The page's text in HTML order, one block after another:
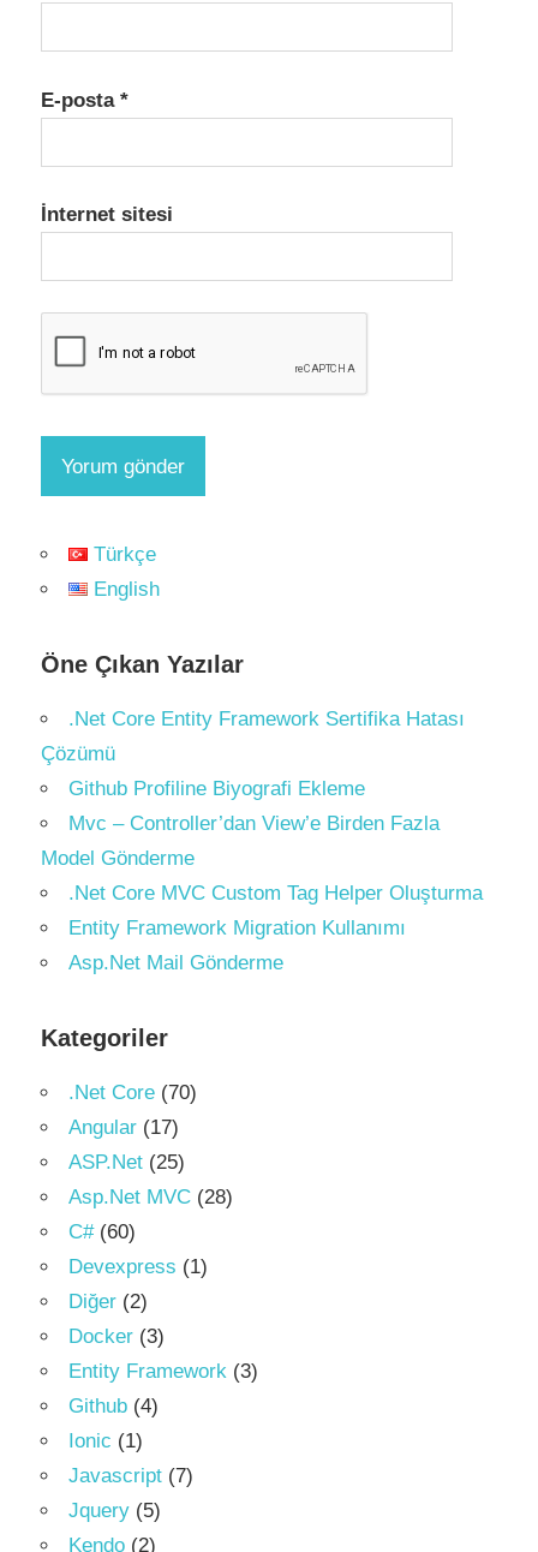
E-posta *
İnternet sitesi
Türkçe
English
Öne Çıkan Yazılar
.Net Core Entity Framework Sertifika Hatası
Çözümü
Github Profiline Biyografi Ekleme
Mvc – Controller’dan View’e Birden Fazla
Model Gönderme
.Net Core MVC Custom Tag Helper Oluşturma
Entity Framework Migration Kullanımı
Asp.Net Mail Gönderme
Kategoriler
.Net Core (70)
Angular (17)
ASP.Net (25)
Asp.Net MVC (28)
C#(60)
Devexpress (1)
Diğer (2)
Docker (3)
Entity Framework (3)
Github (4)
Ionic (1)
Javascript (7)
Jquery (5)
Kendo (2)